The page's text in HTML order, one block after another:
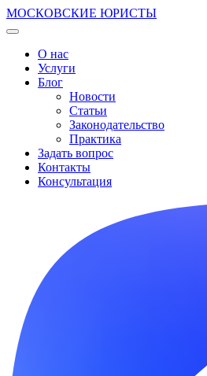
МОСКОВСКИЕ ЮРИСТЫ
О нас
Услуги
Блог
Новости
Статьи
Законодательство
Практика
Задать вопрос
Контакты
Консультация